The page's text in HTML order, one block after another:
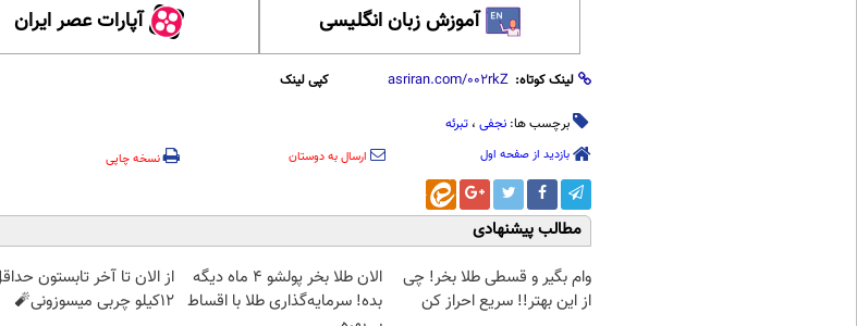
آموزش زبان انگلیسی آپارات عصر ایران
لینک کوتاه: کپی لینک
برچسب ها: نجفی ، تبرئه
بازدید از صفحه اول ارسال به دوستان نسخه چاپی
مطالب پیشنهادی
وام بگیر و قسطی طلا بخر! چی
از این بهتر!! سریع احراز کن
الان طلا بخر پولشو 4 ماه دیگه
بده! سرمایه‌گذاری طلا با اقساط
از الان تا آخر تابستون
12کیلو چربی میسوزونی🧨